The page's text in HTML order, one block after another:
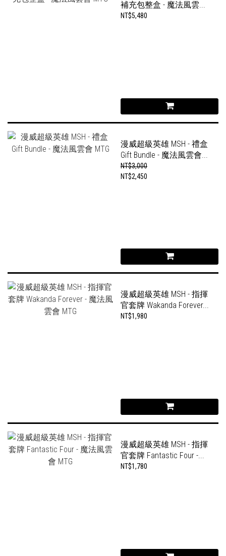
補充包整盒 - 魔法風雲...
NT$5,480
漫威超級英雄 MSH - 禮盒
Gift Bundle - 魔法風雲會...
NT$3,000
NT$2,450
漫威超級英雄 MSH - 指揮
官套牌 Wakanda Forever...
NT$1,980
漫威超級英雄 MSH - 指揮
官套牌 Fantastic Four -...
NT$1,780